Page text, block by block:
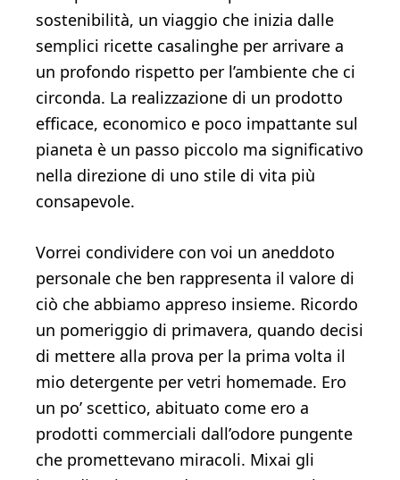
sostenibilità, un viaggio che inizia dalle
semplici ricette casalinghe per arrivare a
un profondo rispetto per l’ambiente che ci
circonda. La realizzazione di un prodotto
efficace, economico e poco impattante sul
pianeta è un passo piccolo ma significativo
nella direzione di uno stile di vita più
consapevole.
Vorrei condividere con voi un aneddoto
personale che ben rappresenta il valore di
ciò che abbiamo appreso insieme. Ricordo
un pomeriggio di primavera, quando decisi
di mettere alla prova per la prima volta il
mio detergente per vetri homemade. Ero
un po’ scettico, abituato come ero a
prodotti commerciali dall’odore pungente
che promettevano miracoli. Mixai gli